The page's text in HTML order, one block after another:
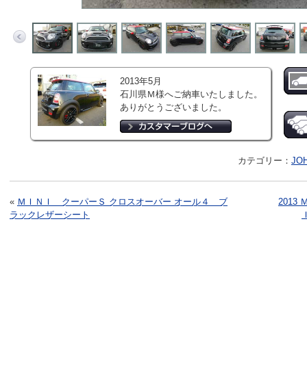
2013年5月
石川県Ｍ様へご納車いたしました。
ありがとうございました。
カテゴリー：
« ＭＩＮＩ クーパーＳ クロスオーバー オール４ ブ
ラックレザーシート
2013